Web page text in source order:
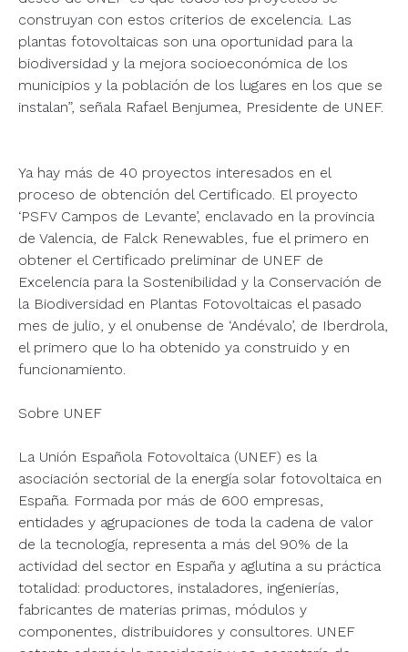
construyan con estos criterios de excelencia. Las
plantas fotovoltaicas son una oportunidad para la
biodiversidad y la mejora socioeconómica de los
municipios y la población de los lugares en los que se
instalan”, señala Rafael Benjumea, Presidente de UNEF.
Ya hay más de 40 proyectos interesados en el
proceso de obtención del Certificado. El proyecto
‘PSFV Campos de Levante’, enclavado en la provincia
de Valencia, de Falck Renewables, fue el primero en
obtener el Certificado preliminar de UNEF de
Excelencia para la Sostenibilidad y la Conservación de
la Biodiversidad en Plantas Fotovoltaicas el pasado
mes de julio, y el onubense de ‘Andévalo’, de Iberdrola,
el primero que lo ha obtenido ya construido y en
funcionamiento.
Sobre UNEF
La Unión Española Fotovoltaica (UNEF) es la
asociación sectorial de la energía solar fotovoltaica en
España. Formada por más de 600 empresas,
entidades y agrupaciones de toda la cadena de valor
de la tecnología, representa a más del 90% de la
actividad del sector en España y aglutina a su práctica
totalidad: productores, instaladores, ingenierías,
fabricantes de materias primas, módulos y
componentes, distribuidores y consultores. UNEF